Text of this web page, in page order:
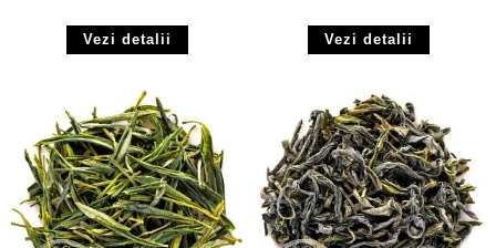
Vezi detalii Vezi detalii